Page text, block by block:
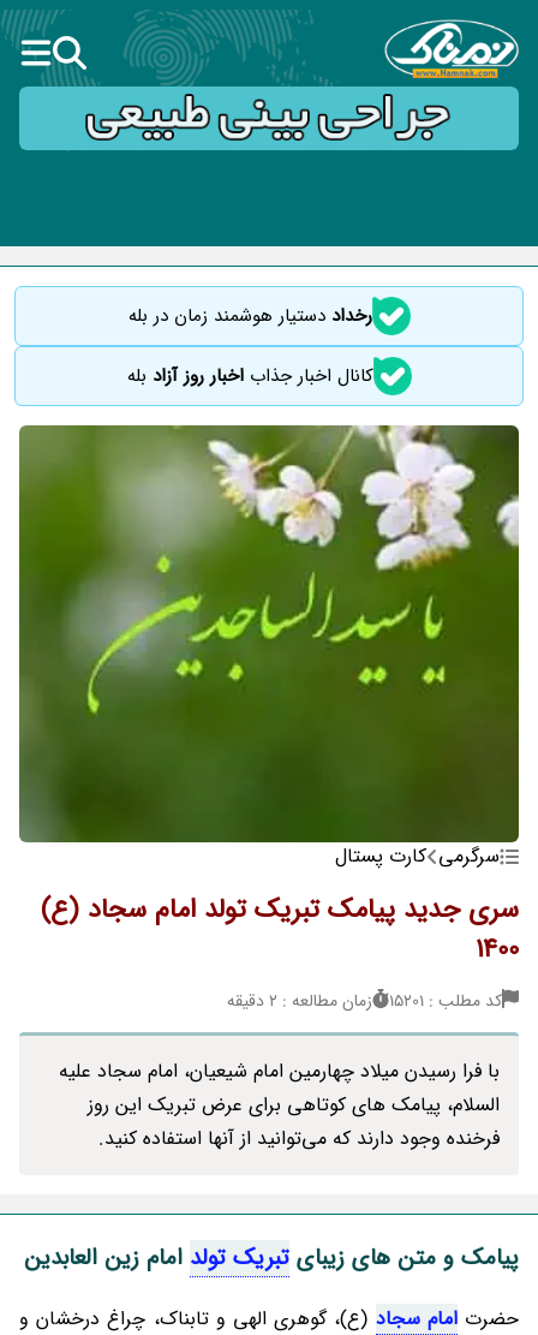
رخداددستیار هوشمند زمان در بله
کانال اخبار جذاباخبار روز آزاد بله
سرگرمی کارت پستال
سری جدید پیامک تبریک تولد امام سجاد (ع)
1400
کد مطلب : 15201 زمان مطالعه : 2 دقیقه
با فرا رسیدن میلاد چهارمین امام شیعیان، امام سجاد علیه
السلام، پیامک های کوتاهی برای عرض تبریک این روز
فرخنده وجود دارند که می‌توانید از آنها استفاده کنید.
پیامک و متن های زیبای تبریک تولد امام زین العابدین
حضرتامام سجاد (ع)، گوهری الهی و تابناک، چراغ درخشان و